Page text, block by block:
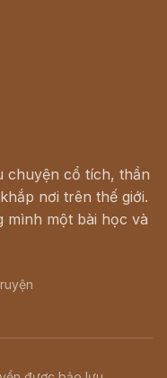
chuyện cổ tích, thần
nơi trên thế giới.
mình một bài học và